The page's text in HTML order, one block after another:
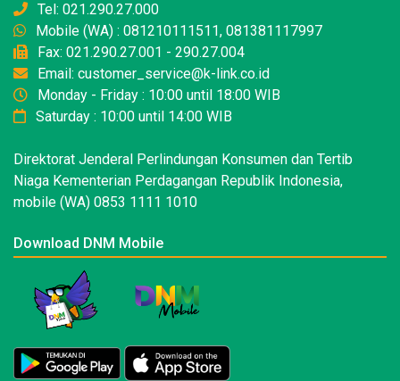
Tel: 021.290.27.000
Mobile (WA) : 081210111511, 081381117997
Fax: 021.290.27.001 - 290.27.004
Email: customer_service@k-link.co.id
Monday - Friday : 10:00 until 18:00 WIB
Saturday : 10:00 until 14:00 WIB
Direktorat Jenderal Perlindungan Konsumen dan Tertib
Niaga Kementerian Perdagangan Republik Indonesia,
mobile (WA) 0853 1111 1010
Download DNM Mobile